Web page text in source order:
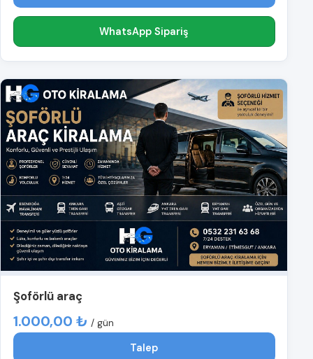
WhatsApp Sipariş
Şoförlü araç
1.000,00 ₺ / gün
Talep